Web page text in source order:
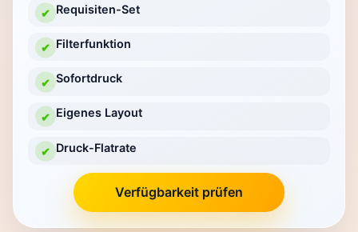
✔ Requisiten-Set
✔ Filterfunktion
✔ Sofortdruck
✔ Eigenes Layout
✔ Druck-Flatrate
Verfügbarkeit prüfen